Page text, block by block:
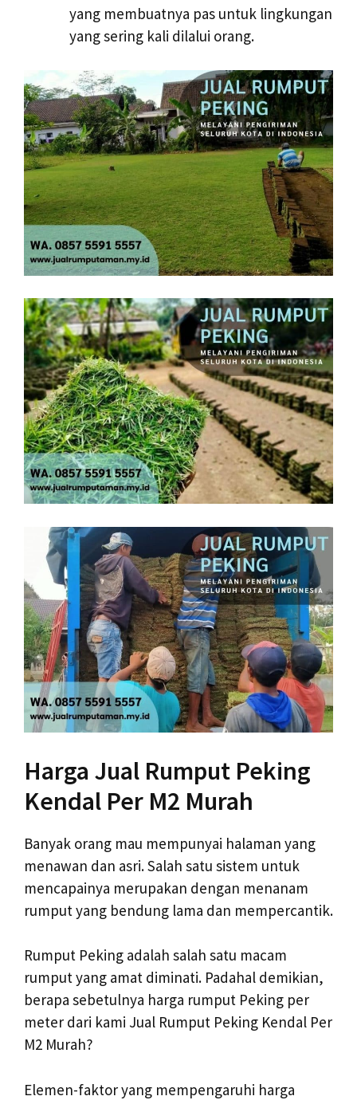
yang membuatnya pas untuk lingkungan
yang sering kali dilalui orang.
Harga Jual Rumput Peking
Kendal Per M2 Murah
Banyak orang mau mempunyai halaman yang
menawan dan asri. Salah satu sistem untuk
mencapainya merupakan dengan menanam
rumput yang bendung lama dan mempercantik.
Rumput Peking adalah salah satu macam
rumput yang amat diminati. Padahal demikian,
berapa sebetulnya harga rumput Peking per
meter dari kami Jual Rumput Peking Kendal Per
M2 Murah?
Elemen-faktor yang mempengaruhi harga